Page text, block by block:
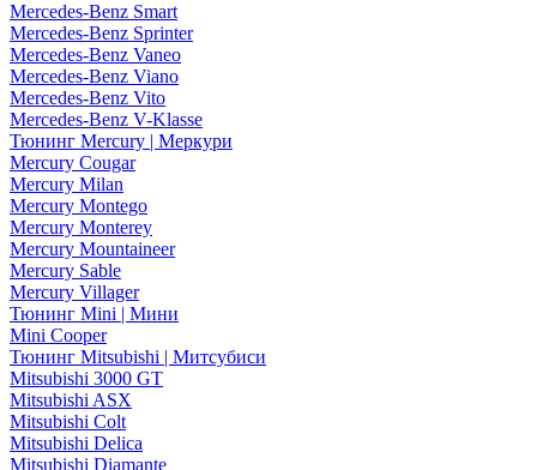
Mercedes-Benz Smart
Mercedes-Benz Sprinter
Mercedes-Benz Vaneo
Mercedes-Benz Viano
Mercedes-Benz Vito
Mercedes-Benz V-Klasse
Тюнинг Mercury | Меркури
Mercury Cougar
Mercury Milan
Mercury Montego
Mercury Monterey
Mercury Mountaineer
Mercury Sable
Mercury Villager
Тюнинг Mini | Мини
Mini Cooper
Тюнинг Mitsubishi | Митсубиси
Mitsubishi 3000 GT
Mitsubishi ASX
Mitsubishi Colt
Mitsubishi Delica
Mitsubishi Diamante